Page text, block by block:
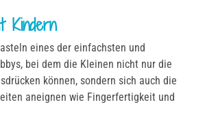
Kindern
eines der einfachsten und
bei dem die Kleinen nicht nur die
können, sondern sich auch die
aneignen wie Fingerfertigkeit und